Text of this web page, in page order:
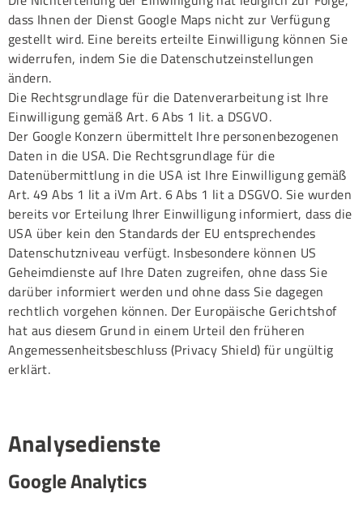
dass Ihnen der Dienst Google Maps nicht zur Verfügung
gestellt wird. Eine bereits erteilte Einwilligung können Sie
widerrufen, indem Sie die Datenschutzeinstellungen
ändern.
Die Rechtsgrundlage für die Datenverarbeitung ist Ihre
Einwilligung gemäß Art. 6 Abs 1 lit. a DSGVO.
Der Google Konzern übermittelt Ihre personenbezogenen
Daten in die USA. Die Rechtsgrundlage für die
Datenübermittlung in die USA ist Ihre Einwilligung gemäß
Art. 49 Abs 1 lit a iVm Art. 6 Abs 1 lit a DSGVO. Sie wurden
bereits vor Erteilung Ihrer Einwilligung informiert, dass die
USA über kein den Standards der EU entsprechendes
Datenschutzniveau verfügt. Insbesondere können US
Geheimdienste auf Ihre Daten zugreifen, ohne dass Sie
darüber informiert werden und ohne dass Sie dagegen
rechtlich vorgehen können. Der Europäische Gerichtshof
hat aus diesem Grund in einem Urteil den früheren
Angemessenheitsbeschluss (Privacy Shield) für ungültig
erklärt.
Analysedienste
Google Analytics